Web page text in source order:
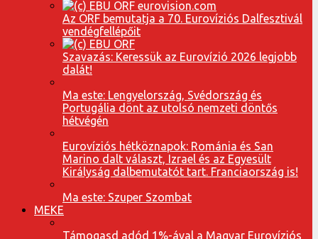
Az ORF bemutatja a 70. Eurovíziós Dalfesztivál
vendégfellépőit
Szavazás: Keressük az Eurovízió 2026 legjobb
dalát!
Ma este: Lengyelország, Svédország és
Portugália dönt az utolsó nemzeti döntős
hétvégén
Eurovíziós hétköznapok: Románia és San
Marino dalt választ, Izrael és az Egyesült
Királyság dalbemutatót tart. Franciaország is!
Ma este: Szuper Szombat
MEKE
Támogasd adód 1%-ával a Magyar Eurovíziós